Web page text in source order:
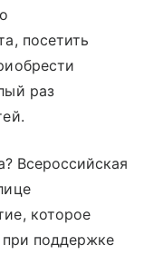
посетить
раз
Всероссийская
которое
при поддержке